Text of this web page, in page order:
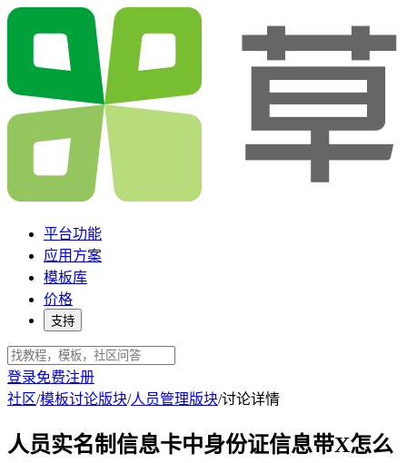
平台功能
应用方案
模板库
价格
支持
登录免费注册
社区/模板讨论版块/人员管理版块/讨论详情
人员实名制信息卡中身份证信息带X怎么